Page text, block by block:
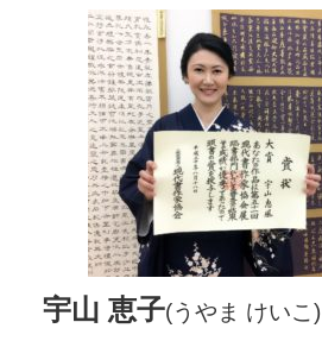
宇山 恵子(うやま けいこ)